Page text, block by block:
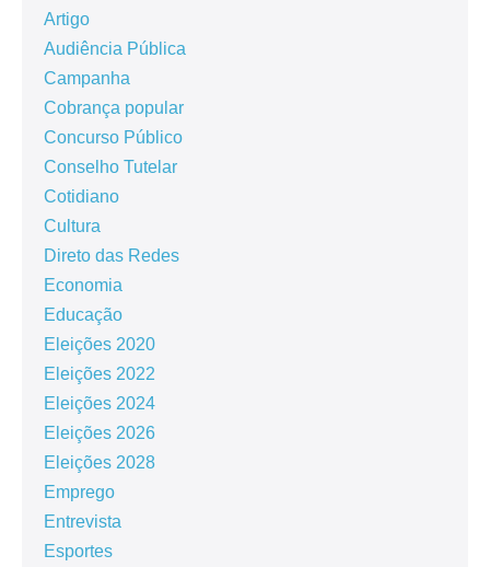
Artigo
Audiência Pública
Campanha
Cobrança popular
Concurso Público
Conselho Tutelar
Cotidiano
Cultura
Direto das Redes
Economia
Educação
Eleições 2020
Eleições 2022
Eleições 2024
Eleições 2026
Eleições 2028
Emprego
Entrevista
Esportes